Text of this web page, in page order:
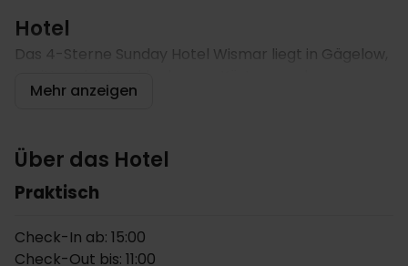
Hotel
Das 4-Sterne Sunday Hotel Wismar liegt in Gägelow,
Seenlandschaft an der Ostsee, vor den Toren der
Gerichte von Mecklenburg serviert. Am Abend
können Sie gemütlich in der Bar einen Drink
Wellnessbereich mit einem Pool, der von 07:00 bis
22:00 Uhr geöffnet ist. Er kann jedoch in der Zeit von
Mehr anzeigen
Über das Hotel
Praktisch
Check-In ab: 15:00
Check-Out bis: 11:00